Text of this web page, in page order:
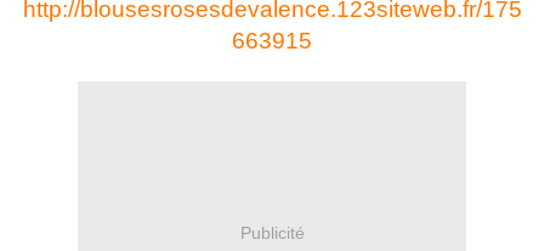
http://blousesrosesdevalence.123siteweb.fr/175
663915
Publicité